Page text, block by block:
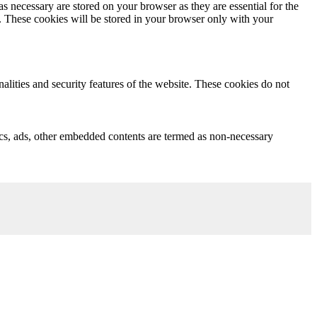
are stored on your browser as they are essential for the
These cookies will be stored in your browser only with your
and security features of the website. These cookies do not
other embedded contents are termed as non-necessary